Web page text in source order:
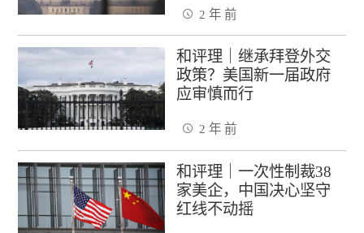
2 年 前
和评理｜继承拜登外交
政策？美国新一届政府
应审慎而行
2 年 前
和评理｜一次性制裁38
家美企，中国决心坚守
红线不动摇